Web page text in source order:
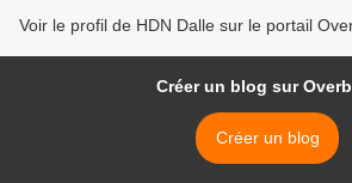
Voir le profil de HDN Dalle sur le portail
Créer un blog sur
Créer un blog